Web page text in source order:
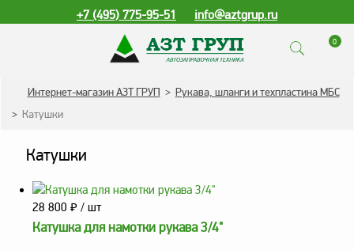
+7 (495) 775-95-51 info@aztgrup.ru
0
КАТАЛОГ ПРОДУКЦИИ
Топливораздаточные
Газораздаточные
колонки
Зарядные станции
для электромобилей
Интернет-магазин АЗТ ГРУП > Рукава, шланги и техпластина МБС
> Катушки
Катушки
28 800 ₽ / шт
Катушка для намотки рукава 3/4"